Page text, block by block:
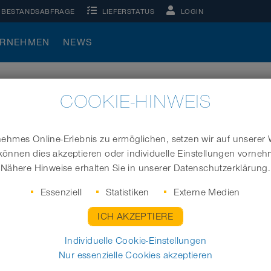
BESTANDSABFRAGE LIEFERSTATUS LOGIN
NEWS
FÜR ONLINE-BEWERBER
Rechte:
Datenschutzgrundverordnung (DS-GVO)
die allgemeine Datenschutzerklärung unter
und an wen kann ich mich wenden?
COOKIE-HINWEIS
Online-Erlebnis zu ermöglichen, setzen wir auf unserer
dies akzeptieren oder individuelle Einstellungen
Nähere Hinweise erhalten Sie in unserer Datenschutzerklärung.
Essenziell Statistiken Externe Medien
ICH AKZEPTIERE
Individuelle Cookie-Einstellungen
Nur essenzielle Cookies akzeptieren